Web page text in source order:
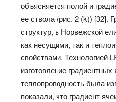
объясняется полой и
ее ствола (рис. 2 (k)) [32].
структур, в Норвежской
как несущими, так и
свойствами. Технологией
изготовление
теплопроводность была
показали, что градиент